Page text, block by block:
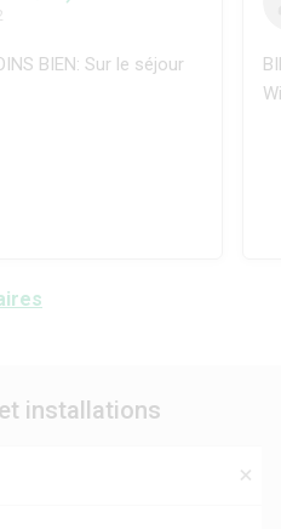
BIEN: Sur le séjour
installations